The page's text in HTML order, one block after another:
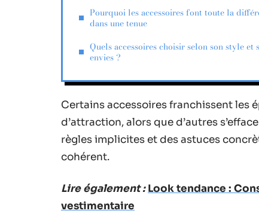
Pourquoi les accessoires font toute la
dans une tenue
Quels accessoires choisir selon son style et
envies ?
Certains accessoires franchissent les
d’attraction, alors que d’autres
règles implicites et des astuces
cohérent.
Lire également : Look tendance :
vestimentaire